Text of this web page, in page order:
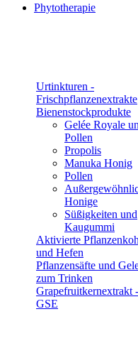
Phytotherapie
Urtinkturen -
Frischpflanzenextrakte
Bienenstockprodukte
Gelée Royale
Pollen
Propolis
Manuka Honig
Pollen
Honige
Süßigkeiten und
Kaugummi
Aktivierte
und Hefen
Pflanzensäfte und
zum Trinken
Grapefruitkernextrakt -
GSE